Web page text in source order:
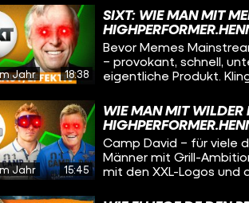
österreichischen Tüftler
hergestellt hat? Kein
Games, Filme), ein
Jahr 18:38
SIXT: WIE MAN MIT
Bevor Memes
– provokant, schnell,
eigentliche Produkt.
Autovermietungs-
Strategien, mutiger
Kampagnen mit Jung
Jahr 15:45
WIE MAN MIT
Camp David – für viele
Männer mit Grill-
mit den XXL-Logos und
irgendwie